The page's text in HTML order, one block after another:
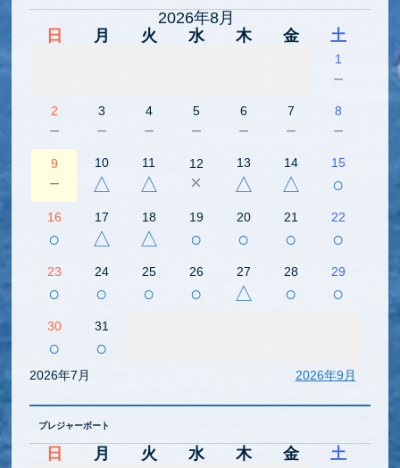
2026年8月
日
月 火 水 木 金 土
1
－
2
－
3
－
4
－
5
－
6
－
7
－
8
－
9
－
10
△
11
△
12
×
13
△
14
△
15
○
16
○
17
△
18
△
19
○
20
○
21
○
22
○
23
○
24
○
25
○
26
○
27
△
28
○
29
○
30
○
31
○
2026年7月 2026年9月
プレジャーボート
日 月 火 水 木 金 土